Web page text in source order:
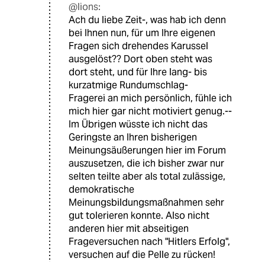
@lions:
Ach du liebe Zeit-, was hab ich denn
bei Ihnen nun, für um Ihre eigenen
Fragen sich drehendes Karussel
ausgelöst?? Dort oben steht was
dort steht, und für Ihre lang- bis
kurzatmige Rundumschlag-
Fragerei an mich persönlich, fühle ich
mich hier gar nicht motiviert genug.--
Im Übrigen wüsste ich nicht das
Geringste an Ihren bisherigen
Meinungsäußerungen hier im Forum
auszusetzen, die ich bisher zwar nur
selten teilte aber als total zulässige,
demokratische
Meinungsbildungsmaßnahmen sehr
gut tolerieren konnte. Also nicht
anderen hier mit abseitigen
Frageversuchen nach "Hitlers Erfolg",
versuchen auf die Pelle zu rücken!